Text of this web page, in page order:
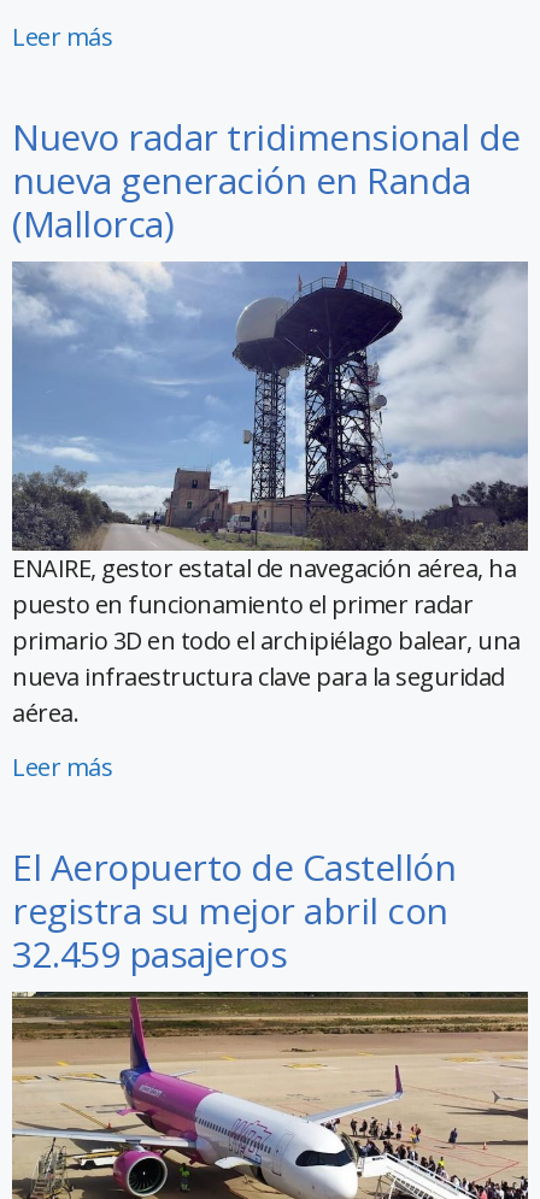
Leer más
Nuevo radar tridimensional de
nueva generación en Randa
(Mallorca)
ENAIRE, gestor estatal de navegación aérea, ha
puesto en funcionamiento el primer radar
primario 3D en todo el archipiélago balear, una
nueva infraestructura clave para la seguridad
aérea.
Leer más
El Aeropuerto de Castellón
registra su mejor abril con
32.459 pasajeros